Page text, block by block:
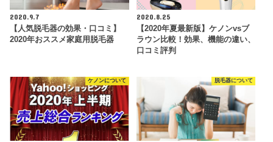
2020.9.7
【人気脱毛器の効果・口コミ】
2020年おススメ家庭用脱毛器
2020.8.25
【2020年夏最新版】ケノンvsブ
ラウン比較！効果、機能の違い、
口コミ評判
ケノンについて 脱毛器について